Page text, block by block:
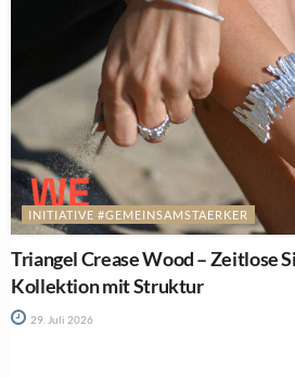
INITIATIVE #GEMEINSAMSTAERKER
Triangel Crease Wood – Zeitlose
Kollektion mit Struktur
29. Juli 2026